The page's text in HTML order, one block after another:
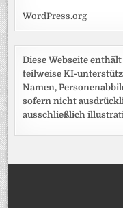
WordPress.org
Diese Webseite
teilweise KI-
Namen,
sofern nicht
ausschließlich